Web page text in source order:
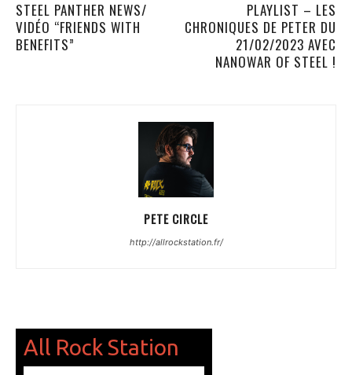
STEEL PANTHER NEWS/
VIDÉO “FRIENDS WITH
BENEFITS”
PLAYLIST – LES
CHRONIQUES DE PETER DU
21/02/2023 AVEC
NANOWAR OF STEEL !
PETE CIRCLE
http://allrockstation.fr/